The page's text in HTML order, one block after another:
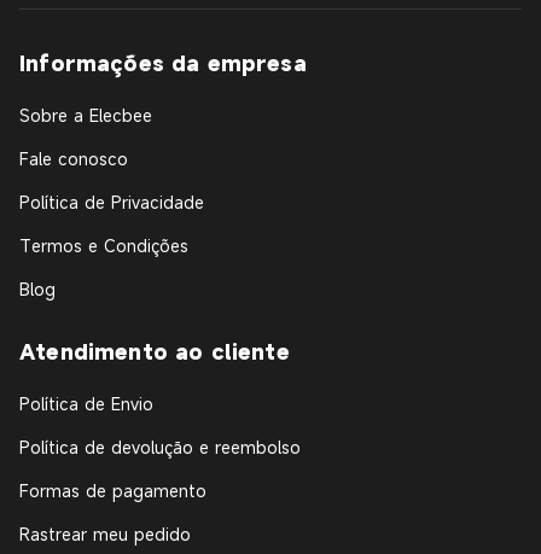
Informações da empresa
Sobre a Elecbee
Fale conosco
Política de Privacidade
Termos e Condições
Blog
Atendimento ao cliente
Política de Envio
Política de devolução e reembolso
Formas de pagamento
Rastrear meu pedido